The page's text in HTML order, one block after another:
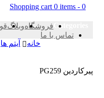
Shopping cart 0 items
فروشگاهوبلاگ
تماس با ما
خانه
آیتم ها
پیرکاردین PG259